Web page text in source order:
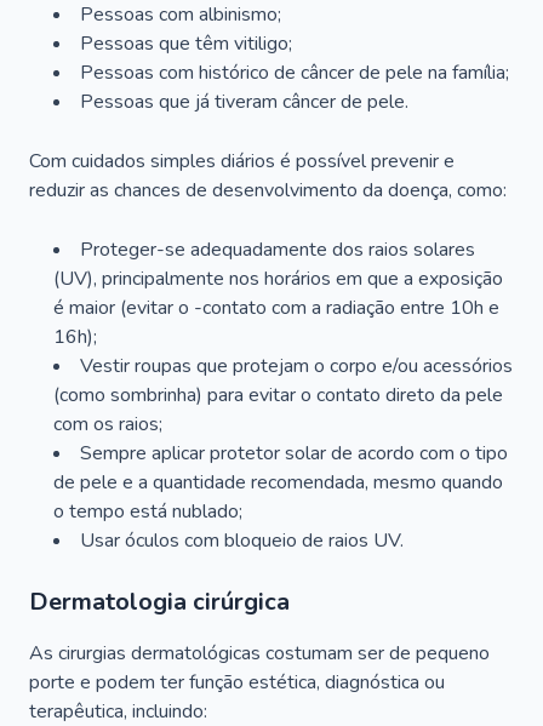
Pessoas com albinismo;
Pessoas que têm vitiligo;
Pessoas com histórico de câncer de pele na família;
Pessoas que já tiveram câncer de pele.
Com cuidados simples diários é possível prevenir e
reduzir as chances de desenvolvimento da doença, como:
Proteger-se adequadamente dos raios solares
(UV), principalmente nos horários em que a exposição
é maior (evitar o -contato com a radiação entre 10h e
16h);
Vestir roupas que protejam o corpo e/ou acessórios
(como sombrinha) para evitar o contato direto da pele
com os raios;
Sempre aplicar protetor solar de acordo com o tipo
de pele e a quantidade recomendada, mesmo quando
o tempo está nublado;
Usar óculos com bloqueio de raios UV.
Dermatologia cirúrgica
As cirurgias dermatológicas costumam ser de pequeno
porte e podem ter função estética, diagnóstica ou
terapêutica, incluindo: